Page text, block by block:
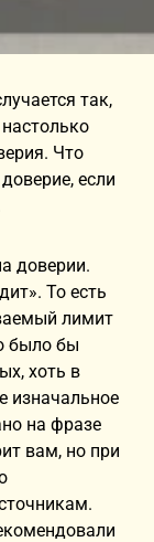
так,
Что
если
доверии.
То есть
лимит
было бы
хоть в
изначальное
на фразе
вам, но при